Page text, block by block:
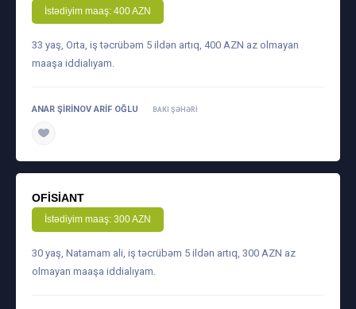
İstədiyim maaş: 400 AZN
33 yaş, Orta, iş təcrübəm 5 ildən artıq, 400 AZN az olmayan
maaşa iddialıyam.
ANAR ŞIRINOV ARIF OĞLU BAKI ŞƏHƏRI
OFISIANT
İstədiyim maaş: 300 AZN
30 yaş, Natamam ali, iş təcrübəm 5 ildən artıq, 300 AZN az
olmayan maaşa iddialıyam.